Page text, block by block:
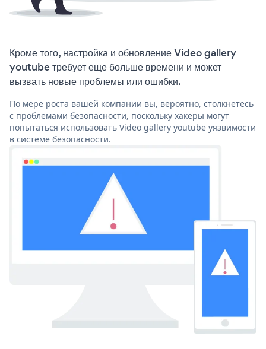
Кроме того, настройка и обновление Video gallery
youtube требует еще больше времени и может
вызвать новые проблемы или ошибки.
По мере роста вашей компании вы, вероятно, столкнетесь
с проблемами безопасности, поскольку хакеры могут
попытаться использовать Video gallery youtube уязвимости
в системе безопасности.